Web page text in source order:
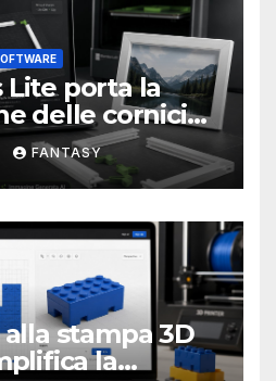
Lite porta la
delle cornici
direttamente
FANTASY
stampa 3D
la